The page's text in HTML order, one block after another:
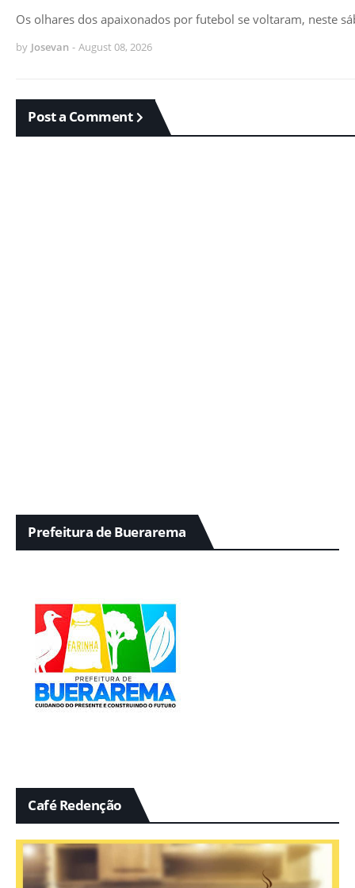
Os olhares dos apaixonados por futebol se voltaram, neste
by Josevan - August 08, 2026
Post a Comment
Prefeitura de Buerarema
Café Redenção